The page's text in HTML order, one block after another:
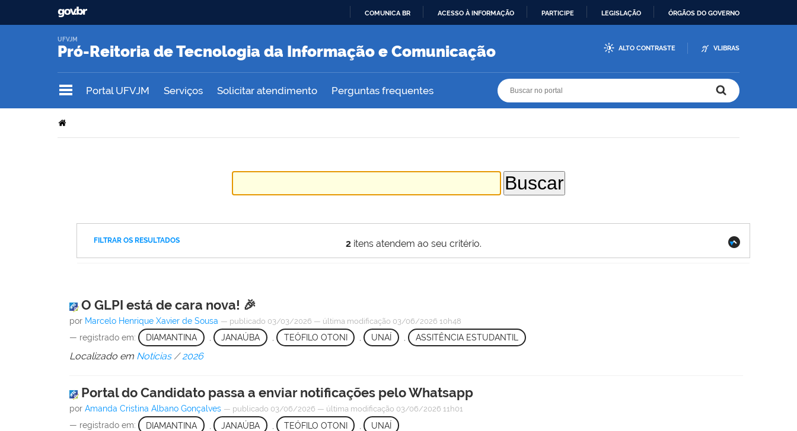
O
COMUNICA BR ACESSO À INFORMAÇÃO PARTICIPE LEGISLAÇÃO ÓRGÃOS DO GOVERNO
Pró-Reitoria de Tecnologia da Informação e Comunicação
UFVJM
ALTO CONTRASTE VLIBRAS
Portal UFVJM Serviços Solicitar atendimento Perguntas frequentes
2itens atendem ao seu critério.
FILTRAR OS RESULTADOS
O GLPI está de cara nova! 🎉
por Marcelo Henrique Xavier de Sousa — publicado 03/03/2026 — última modificação 03/06/2026 10h48
— registrado em: DIAMANTINA JANAÚBA TEÓFILO OTONI , UNAÍ , ASSITÊNCIA ESTUDANTIL
Localizado em Notícias /2026
Portal do Candidato passa a enviar notificações pelo Whatsapp
porAmanda Cristina Albano Gonçalves — publicado 03/06/2026 — última modificação 03/06/2026 11h01
— registrado em: DIAMANTINA JANAÚBA TEÓFILO OTONI , UNAÍ